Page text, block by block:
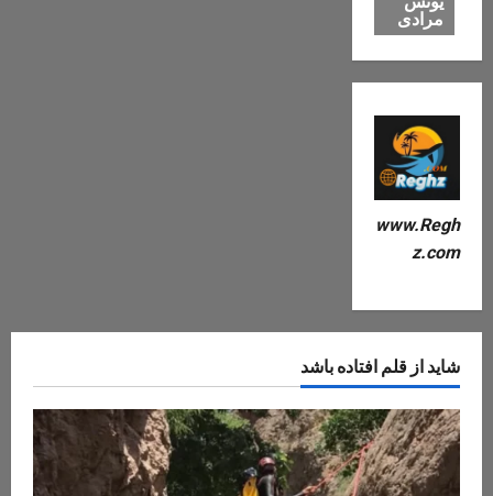
مرادی
www.Regh
z.com
شاید از قلم افتاده باشد